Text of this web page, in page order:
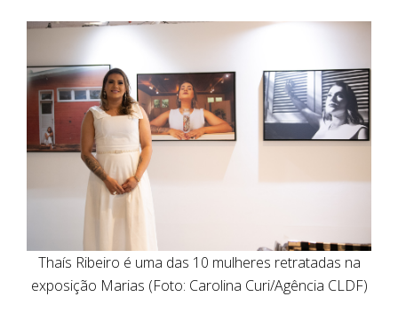
Thaís Ribeiro é uma das 10 mulheres retratadas na
exposição Marias (Foto: Carolina Curi/Agência CLDF)